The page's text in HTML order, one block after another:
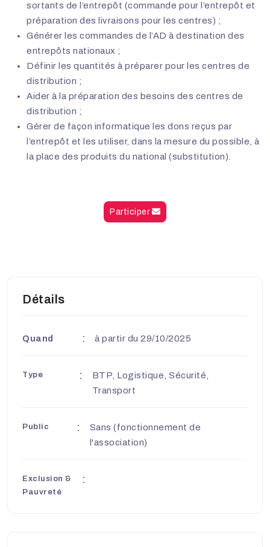
sortants de l’entrepôt (commande pour l’entrepôt et
préparation des livraisons pour les centres) ;
Générer les commandes de l’AD à destination des
entrepôts nationaux ;
Définir les quantités à préparer pour les centres de
distribution ;
Aider à la préparation des besoins des centres de
distribution ;
Gérer de façon informatique les dons reçus par
l’entrepôt et les utiliser, dans la mesure du possible, à
la place des produits du national (substitution).
Participer
Détails
Quand à partir du 29/10/2025
Type
BTP, Logistique, Sécurité,
Transport
Public
Sans (fonctionnement de
l'association)
Exclusion &
Pauvreté